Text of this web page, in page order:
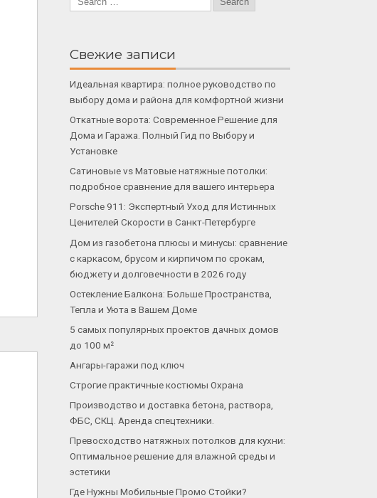
Свежие записи
Идеальная квартира: полное руководство по
выбору дома и района для комфортной жизни
Откатные ворота: Современное Решение для
Дома и Гаража. Полный Гид по Выбору и
Установке
Сатиновые vs Матовые натяжные потолки:
подробное сравнение для вашего интерьера
Porsche 911: Экспертный Уход для Истинных
Ценителей Скорости в Санкт-Петербурге
Дом из газобетона плюсы и минусы: сравнение
с каркасом, брусом и кирпичом по срокам,
бюджету и долговечности в 2026 году
Остекление Балкона: Больше Пространства,
Тепла и Уюта в Вашем Доме
5 самых популярных проектов дачных домов
до 100 м²
Ангары-гаражи под ключ
Строгие практичные костюмы Охрана
Производство и доставка бетона, раствора,
ФБС, СКЦ. Аренда спецтехники.
Превосходство натяжных потолков для кухни:
Оптимальное решение для влажной среды и
эстетики
Где Нужны Мобильные Промо Стойки?